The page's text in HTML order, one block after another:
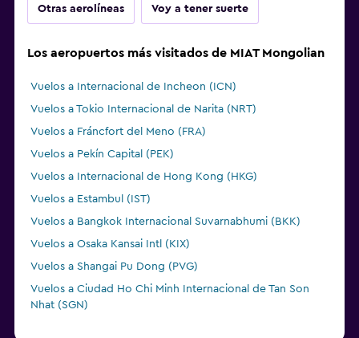
Otras aerolíneas Voy a tener suerte
Los aeropuertos más visitados de MIAT Mongolian
Vuelos a Internacional de Incheon (ICN)
Vuelos a Tokio Internacional de Narita (NRT)
Vuelos a Fráncfort del Meno (FRA)
Vuelos a Pekín Capital (PEK)
Vuelos a Internacional de Hong Kong (HKG)
Vuelos a Estambul (IST)
Vuelos a Bangkok Internacional Suvarnabhumi (BKK)
Vuelos a Osaka Kansai Intl (KIX)
Vuelos a Shangai Pu Dong (PVG)
Vuelos a Ciudad Ho Chi Minh Internacional de Tan Son
Nhat (SGN)